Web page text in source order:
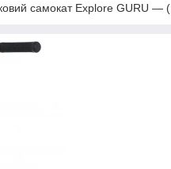
самокат Explore GURU —